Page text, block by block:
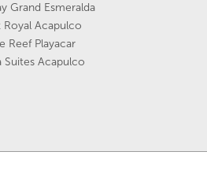
Grand Esmeralda
Royal Acapulco
Reef Playacar
Suites Acapulco